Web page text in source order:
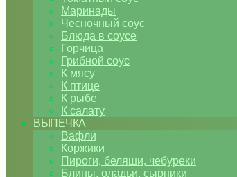
Маринады
Чесночный соус
Блюда в соусе
Горчица
Грибной соус
К мясу
К птице
К рыбе
К салату
ВЫПЕЧКА
Вафли
Коржики
Пироги, беляши, чебуреки
Блины, оладьи, сырники